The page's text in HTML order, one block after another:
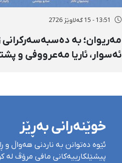
13:51 - 15 گەلاوێژ 2726
مەریوان؛ بە دەسبەسەرکرانی
ئەسوار، ئاریا مەعرووفی و
کەس زیادی کرد
خوێنەرانی بەڕێز
ئێوە دەتوانن بە ناردنی هەواڵ و
پیشێلکارییەکانی مافی مرۆڤ لە